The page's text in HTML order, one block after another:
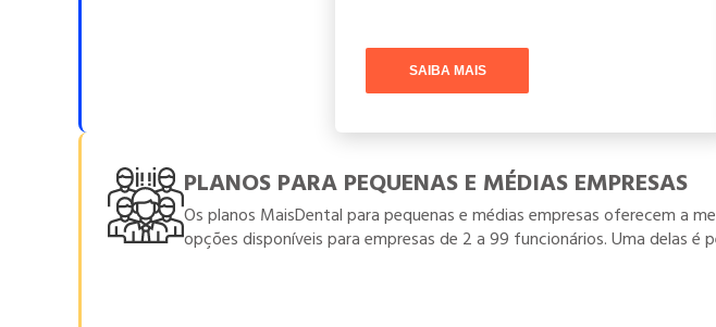
SAIBA MAIS
PLANOS PARA PEQUENAS E MÉDIAS EMPRESAS
Os planos MaisDental para pequenas e médias empresas oferecem a
opções disponíveis para empresas de 2 a 99 funcionários. Uma delas é